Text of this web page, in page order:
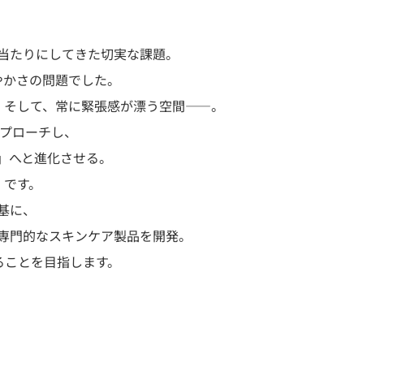
りにしてきた切実な課題。
さの問題でした。
して、常に緊張感が漂う空間――。
ローチし、
と進化させる。
です。
、
的なスキンケア製品を開発。
とを目指します。